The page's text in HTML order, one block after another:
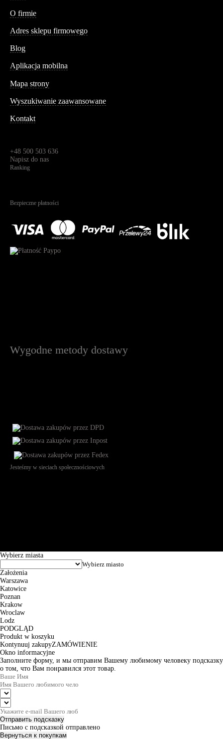
O firmie
Adres sklepu firmowego
Blog
Aplikacja mobilna
Mapa strony
Wyszukiwanie zaawansowane
Kontakt
+48 500 503 636
Napisz do nas
Ranking
Bezpieczne płatności
Wygodne metody dostawy
Jesteśmy w sieciach społecznościowych
Wybierz miasta
Założenia
Warszawa
Katowice
Poznan
Krakow
Wroclaw
Lodz
PODGLĄD
Produkt w koszyku
Kontynuuj zakupyZAMÓWIENIE
Okno informacyjne
Заполните форму, и мы отправим Вашему любимому человеку подсказку
о том, что Вам понравился этот товар.
Отправить подсказку
Письмо с подсказкой отправлено
Вернуться к покупкам